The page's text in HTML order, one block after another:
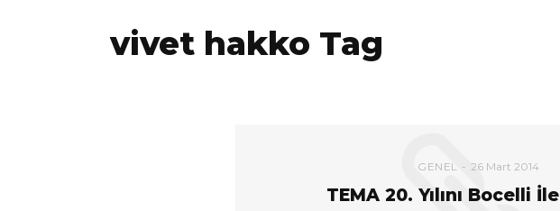
vivet hakko Tag
GENEL 26 Mart 2014
TEMA 20. Yılını Bocelli